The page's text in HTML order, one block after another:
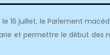
16 juillet, le Parlement
et permettre le début des